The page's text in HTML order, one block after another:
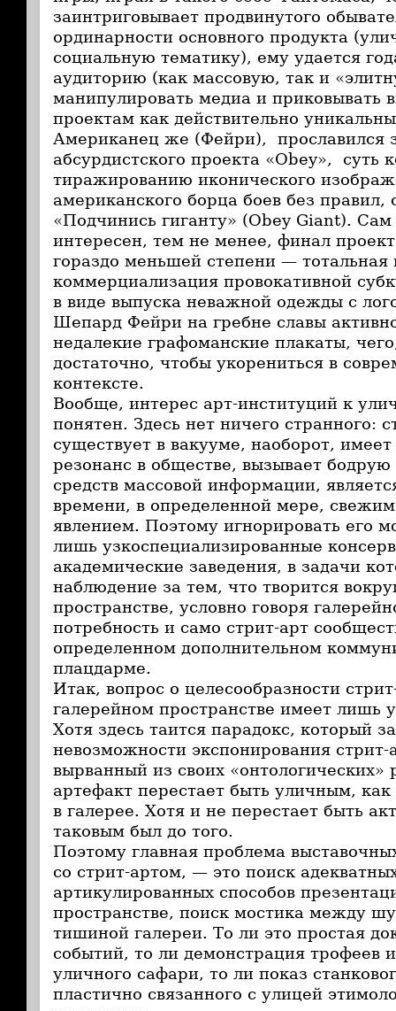
заинтриговывает продвинутого
ординарности основного продукта
социальную тематику), ему удается
аудиторию (как массовую, так и
манипулировать медиа и приковывать
проектам как действительно
Американец же (Фейри), прославился
абсурдистского проекта «Obey», суть
тиражированию иконического
американского борца боев без правил,
«Подчинись гиганту» (Obey Giant).
интересен, тем не менее, финал
гораздо меньшей степени — тотальная
коммерциализация провокативной
в виде выпуска неважной одежды с
Шепард Фейри на гребне славы
недалекие графоманские плакаты,
достаточно, чтобы укорениться в
контексте.
Вообще, интерес арт-институций к
понятен. Здесь нет ничего странного:
существует в вакууме, наоборот,
резонанс в обществе, вызывает бодрую
средств массовой информации,
времени, в определенной мере,
явлением. Поэтому игнорировать его
лишь узкоспециализированные
академические заведения, в задачи
наблюдение за тем, что творится
пространстве, условно говоря
потребность и само стрит-арт
определенном дополнительном
плацдарме.
Итак, вопрос о целесообразности
галерейном пространстве имеет лишь
Хотя здесь таится парадокс, который
невозможности экспонирования стрит-
вырванный из своих
артефакт перестает быть уличным,
в галерее. Хотя и не перестает быть
таковым был до того.
Поэтому главная проблема
со стрит-артом, — это поиск
артикулированных способов
пространстве, поиск мостика между
тишиной галереи. То ли это простая
событий, то ли демонстрация трофеев
уличного сафари, то ли показ
пластично связанного с улицей